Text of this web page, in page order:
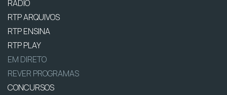
RÁDIO
RTP ARQUIVOS
RTP ENSINA
RTP PLAY
EM DIRETO
REVER PROGRAMAS
CONCURSOS